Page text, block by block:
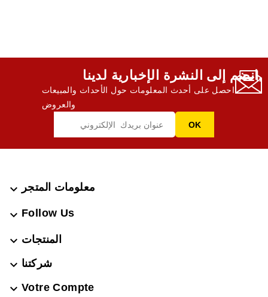
انضم إلى النشرة الإخبارية لدينا,
احصل على أحدث المعلومات حول الأحداث والمبيعات
والعروض
معلومات المتجر 
Follow Us

المنتجات 
شركتنا 
Votre Compte
